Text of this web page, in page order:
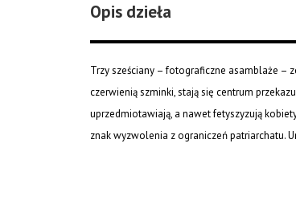
Opis dzieła
Trzy sześciany – fotograficzne asamblaże –
czerwienią szminki, stają się centrum
uprzedmiotawiają, a nawet fetyszyzują
znak wyzwolenia z ograniczeń patriarchatu.